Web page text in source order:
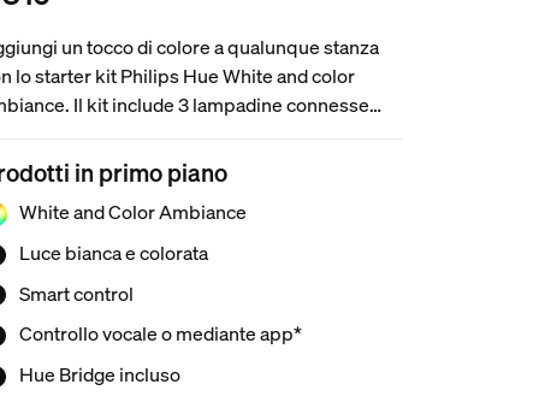
un tocco di colore a qualunque stanza
lo starter kit Philips Hue White and color
Il kit include 3 lampadine connesse
luce colorata e Hue Bridge che assicura il
completo delle luci, l'accesso all'app
e funzionalità infinite.
in primo piano
White and Color Ambiance
Luce bianca e colorata
Smart control
Controllo vocale o mediante app*
Hue Bridge incluso